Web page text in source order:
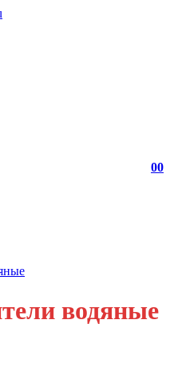
00
водяные